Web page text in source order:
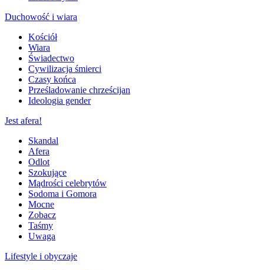
Duchowość i wiara
Kościół
Wiara
Świadectwo
Cywilizacja śmierci
Czasy końca
Prześladowanie chrześcijan
Ideologia gender
Jest afera!
Skandal
Afera
Odlot
Szokujące
Mądrości celebrytów
Sodoma i Gomora
Mocne
Zobacz
Taśmy
Uwaga
Lifestyle i obyczaje